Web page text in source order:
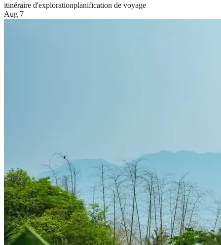
itinéraire d'explorationplanification de voyage
Aug 7